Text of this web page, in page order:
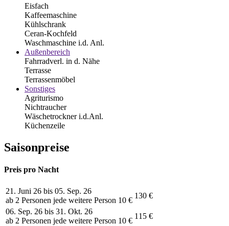
Eisfach
Kaffeemaschine
Kühlschrank
Ceran-Kochfeld
Waschmaschine i.d. Anl.
Außenbereich
Fahrradverl. in d. Nähe
Terrasse
Terrassenmöbel
Sonstiges
Agriturismo
Nichtraucher
Wäschetrockner i.d.Anl.
Küchenzeile
Saisonpreise
Preis pro Nacht
21. Juni 26 bis 05. Sep. 26
ab 2 Personen jede weitere Person 10 €
130 €
06. Sep. 26 bis 31. Okt. 26
ab 2 Personen jede weitere Person 10 €
115 €